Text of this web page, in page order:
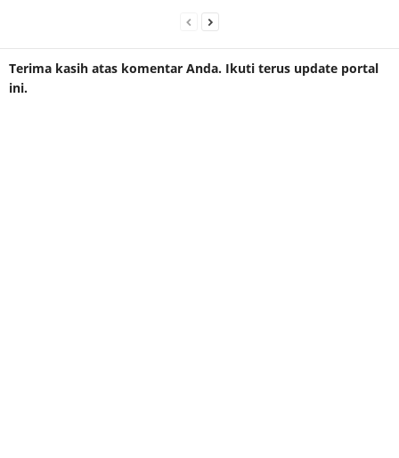
Terima kasih atas komentar Anda. Ikuti terus update portal
ini.